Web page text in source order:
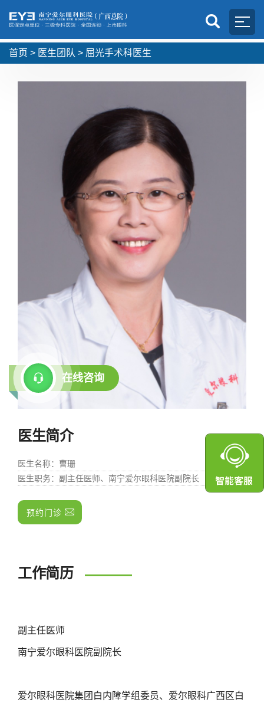
首页 > 医生团队 > 屈光手术科医生
在线咨询
医生简介
医生名称：曹珊
医生职务：副主任医师、南宁爱尔眼科医院副院长
预约门诊
工作简历
副主任医师
南宁爱尔眼科医院副院长
爱尔眼科医院集团白内障学组委员、爱尔眼科广西区白